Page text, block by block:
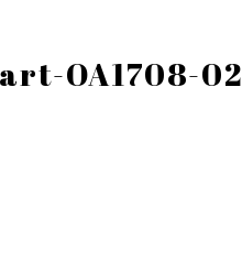
OA1708-02